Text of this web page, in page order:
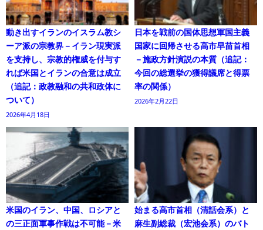
動き出すイランのイスラム教シ
ーア派の宗教界－イラン現実派
を支持し、宗教的権威を付与す
れば米国とイランの合意は成立
（追記：政教融和の共和政体に
ついて）
2026年4月18日
日本を戦前の国体思想軍国主義
国家に回帰させる高市早苗首相
－施政方針演説の本質（追記：
今回の総選挙の獲得議席と得票
率の関係）
2026年2月22日
米国のイラン、中国、ロシアと
の三正面軍事作戦は不可能－米
始まる高市首相（清話会系）と
麻生副総裁（宏池会系）のバト